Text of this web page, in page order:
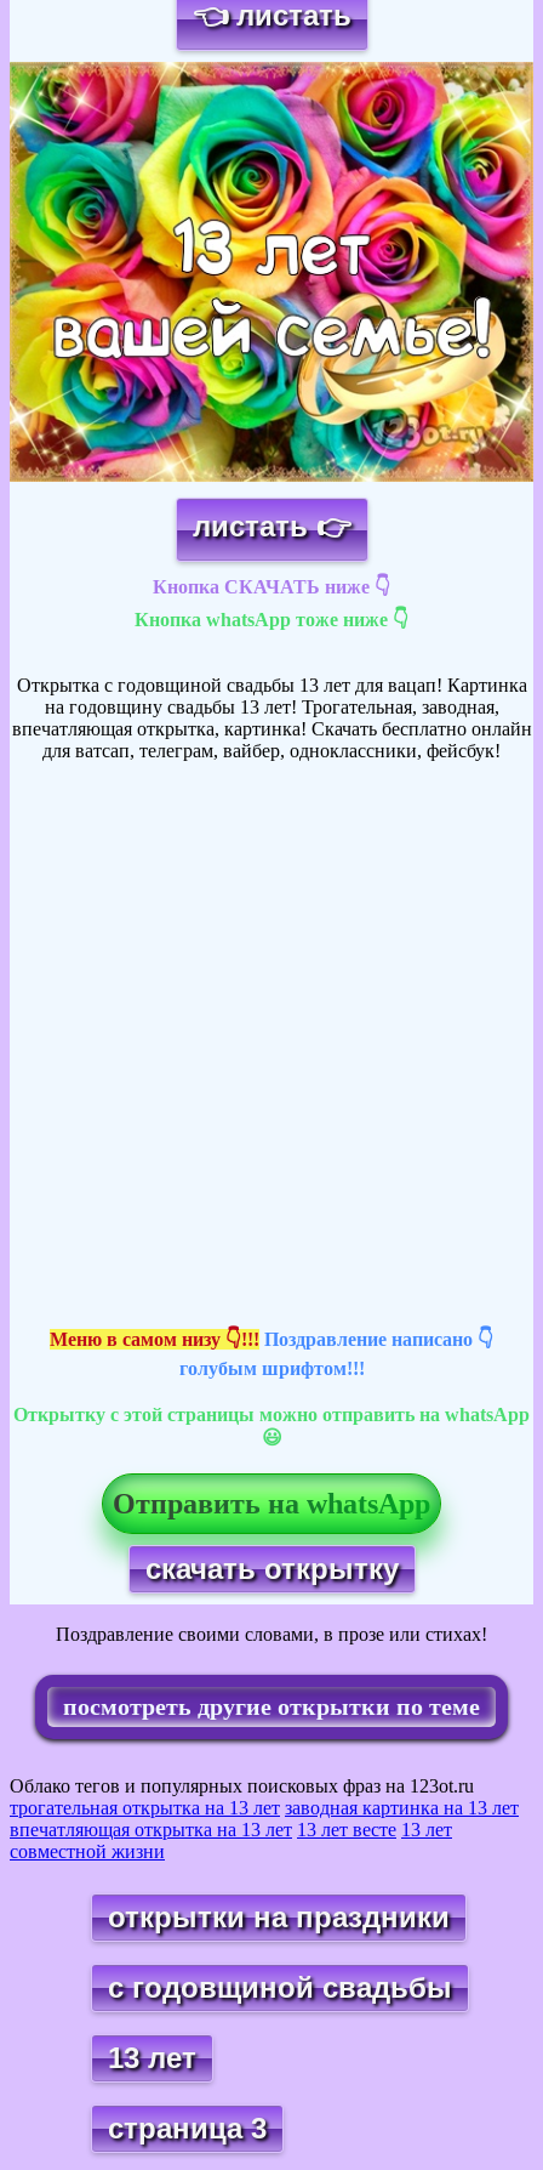
👈 листать
Загрузка картинки...
листать 👉
Кнопка СКАЧАТЬ ниже 👇
Кнопка whatsApp тоже ниже 👇
Открытка с годовщиной свадьбы 13 лет для вацап! Картинка
на годовщину свадьбы 13 лет! Трогательная, заводная,
впечатляющая открытка, картинка! Скачать бесплатно онлайн
для ватсап, телеграм, вайбер, одноклассники, фейсбук!
Меню в самом низу 👇!!! Поздравление написано 👇
голубым шрифтом!!!
Открытку с этой страницы можно отправить на whatsApp
😃
Отправить на whatsApp
скачать открытку
Поздравление своими словами, в прозе или стихах!
посмотреть другие открытки по теме
Облако тегов и популярных поисковых фраз на 123ot.ru
трогательная открытка на 13 лет заводная картинка на 13 лет
впечатляющая открытка на 13 лет 13 лет весте 13 лет
совместной жизни
открытки на праздники
с годовщиной свадьбы
13 лет
страница 3